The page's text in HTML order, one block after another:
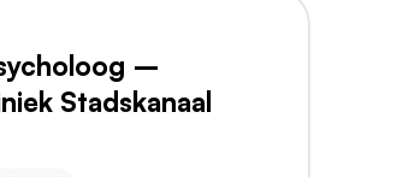
–
Stadskanaal